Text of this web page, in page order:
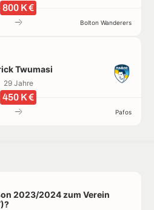
800 K €
Bolton Wanderers
Twumasi
29 Jahre
450 K €
Pafos
2023/2024 zum Verein